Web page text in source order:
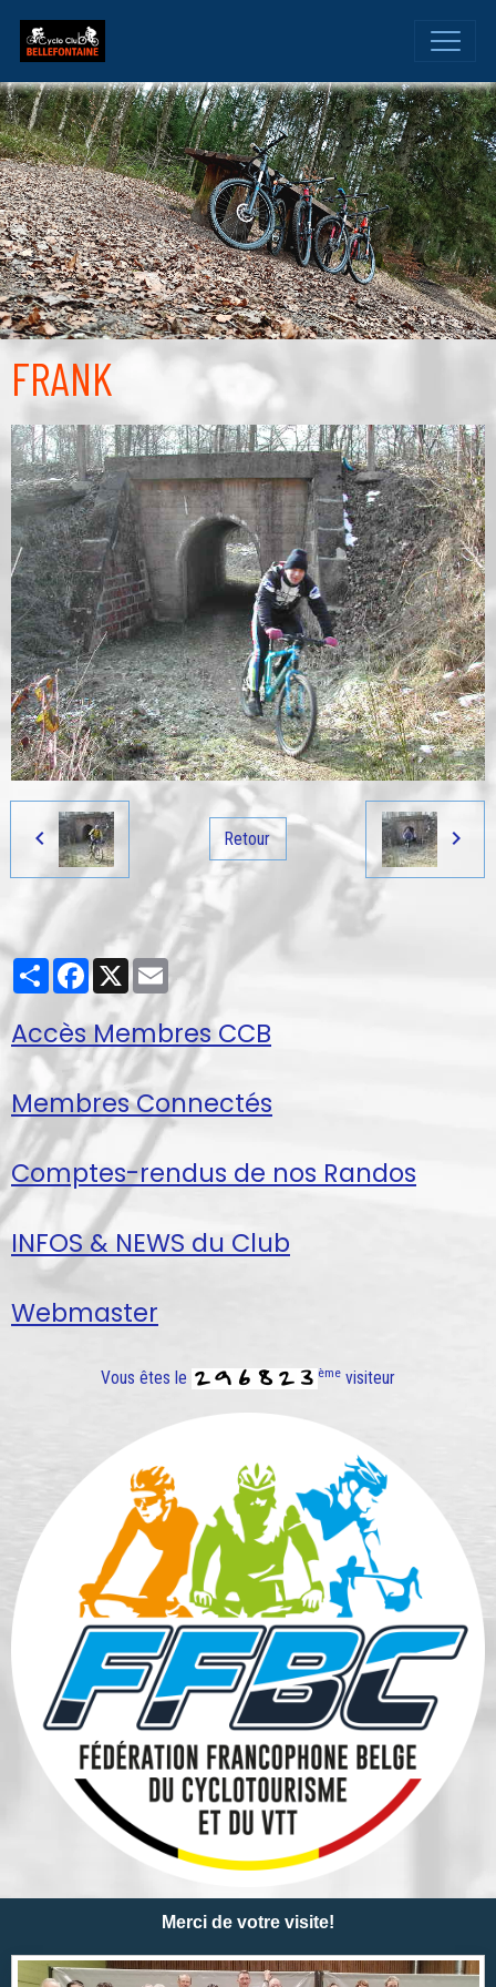
FRANK
Retour
PartagerFacebook
X Email
Accès Membres CCB
Membres Connectés
Comptes-rendus de nos Randos
INFOS & NEWS du Club
Webmaster
Vous êtes le ème visiteur
Merci de votre visite!